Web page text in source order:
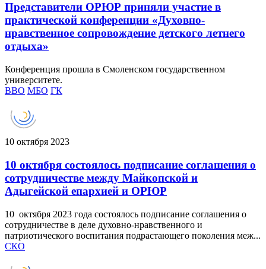
Представители ОРЮР приняли участие в
практической конференции «Духовно-
нравственное сопровождение детского летнего
отдыха»
Конференция прошла в Смоленском государственном
университете.
ВВО МБО ГК
10 октября 2023
10 октября состоялось подписание соглашения о
сотрудничестве между Майкопской и
Адыгейской епархией и ОРЮР
10 октября 2023 года состоялось подписание соглашения о
сотрудничестве в деле духовно-нравственного и
патриотического воспитания подрастающего поколения меж...
СКО